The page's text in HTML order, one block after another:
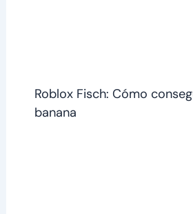
Roblox Fisch: Cómo
banana